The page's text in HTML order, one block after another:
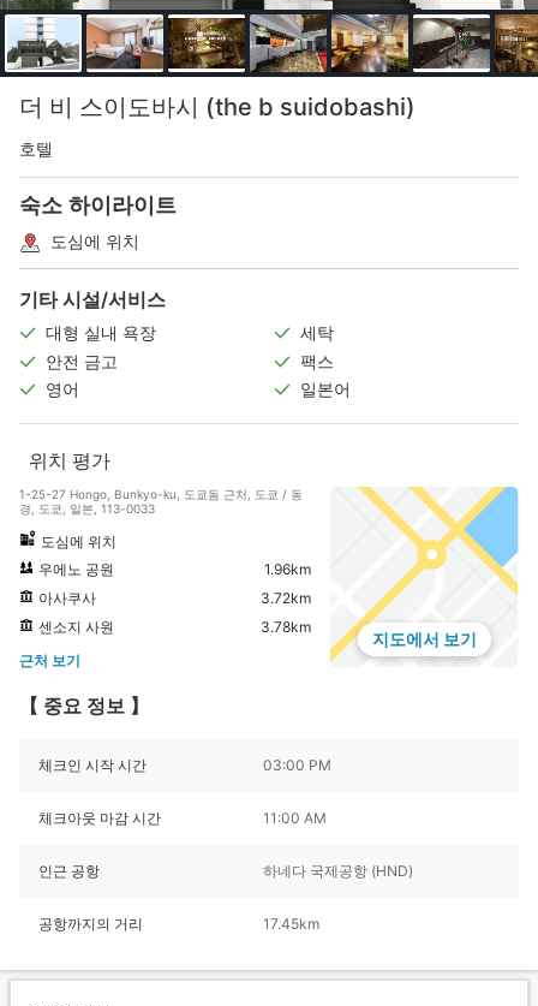
더 비 스이도바시 (the b suidobashi)
호텔
숙소 하이라이트
도심에 위치
기타 시설/서비스
대형 실내 욕장
세탁
안전 금고
팩스
영어
일본어
위치 평가
1-25-27 Hongo, Bunkyo-ku, 도쿄돔 근처, 도쿄 / 동
경, 도쿄, 일본, 113-0033
도심에 위치
우에노 공원
1.96km
아사쿠사
3.72km
센소지 사원
3.78km
근처 보기
지도에서 보기
【 중요 정보 】
체크인 시작 시간 03:00 PM
체크아웃 마감 시간 11:00 AM
인근 공항 하네다 국제공항 (HND)
공항까지의 거리 17.45km